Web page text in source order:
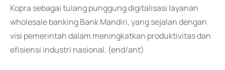
Kopra sebagai tulang punggung digitalisasi layanan
wholesale banking Bank Mandiri, yang sejalan dengan
visi pemerintah dalam meningkatkan produktivitas dan
efisiensi industri nasional. (end/ant)